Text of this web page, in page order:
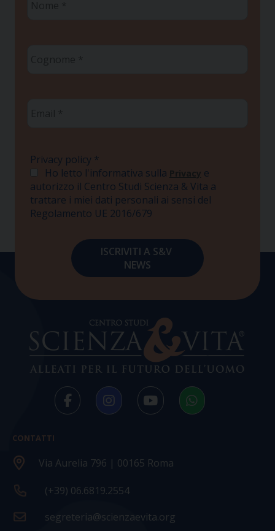
Privacy policy *
Ho letto l'informativa sulla Privacy e
autorizzo il Centro Studi Scienza & Vita a
trattare i miei dati personali ai sensi del
Regolamento UE 2016/679
CONTATTI
Via Aurelia 796 | 00165 Roma
(+39) 06.6819.2554
segreteria@scienzaevita.org